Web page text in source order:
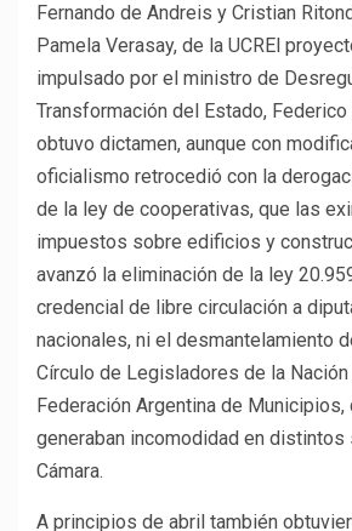
Fernando de Andreis y Cristian
Pamela Verasay, de la UCREl
impulsado por el ministro de
Transformación del Estado,
obtuvo dictamen, aunque con
oficialismo retrocedió con la
de la ley de cooperativas, que las
impuestos sobre edificios y
avanzó la eliminación de la ley
credencial de libre circulación a
nacionales, ni el desmantelamiento
Círculo de Legisladores de la Nación
Federación Argentina de
generaban incomodidad en
Cámara.
A principios de abril también